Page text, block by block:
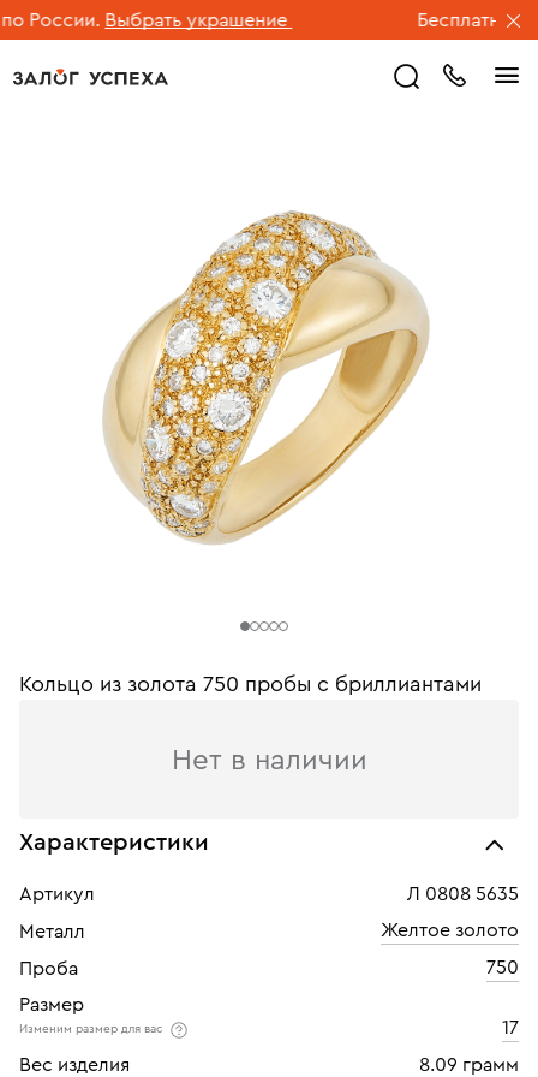
России. Выбрать украшение Бесплатная
Кольцо из золота 750 пробы с бриллиантами
Нет в наличии
Характеристики
Артикул
Л 0808 5635
Металл
Желтое золото
Проба
750
Размер
Изменим размер для вас
17
Вес изделия
8.09 грамм